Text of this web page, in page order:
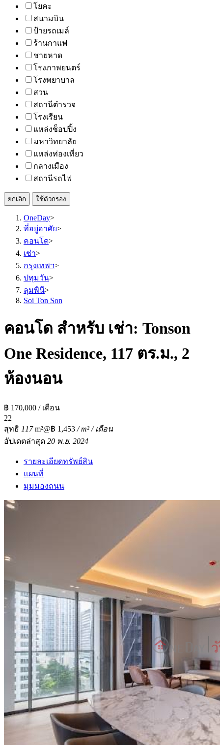
โยคะ
สนามบิน
ป้ายรถเมล์
ร้านกาแฟ
ชายหาด
โรงภาพยนตร์
โรงพยาบาล
สวน
สถานีตำรวจ
โรงเรียน
แหล่งช็อปปิ้ง
มหาวิทยาลัย
แหล่งท่องเที่ยว
กลางเมือง
สถานีรถไฟ
ยกเลิก ใช้ตัวกรอง
OneDay>
ที่อยู่อาศัย>
คอนโด>
เช่า>
กรุงเทพฯ>
ปทุมวัน>
ลุมพินี>
Soi Ton Son
คอนโด สำหรับ เช่า: Tonson
One Residence, 117 ตร.ม., 2
ห้องนอน
฿ 170,000 / เดือน
22
สุทธิ 117m²@฿ 1,453 / m² / เดือน
อัปเดตล่าสุด 20 พ.ย. 2024
รายละเอียดทรัพย์สิน
แผนที่
มุมมองถนน